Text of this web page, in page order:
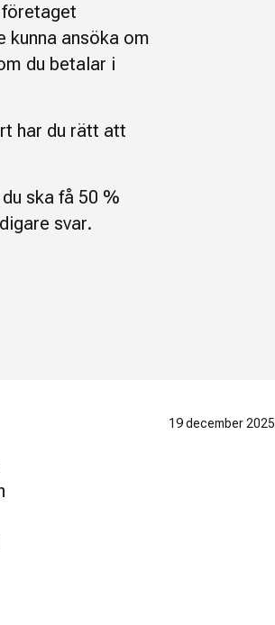
ansöka om
du betalar i
har du rätt att
ska få 50 %
svar.
19 december 2025